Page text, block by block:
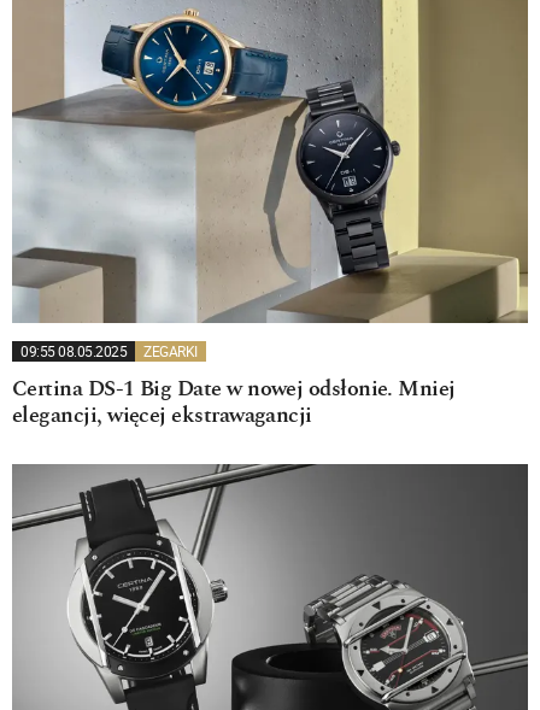
09:55 08.05.2025 ZEGARKI
Certina DS-1 Big Date w nowej odsłonie. Mniej
elegancji, więcej ekstrawagancji